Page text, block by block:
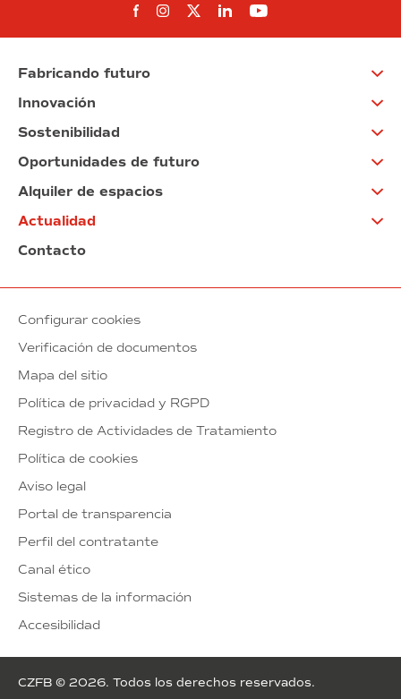
Síguenos en Facebook
Síguenos en Instagram
Síguenos en Twitter
Síguenos en Linkedin
Síguenos en
Fabricando futuro
Innovación
Sostenibilidad
Oportunidades de futuro
Alquiler de espacios
Actualidad
Contacto
Configurar cookies
Verificación de documentos
Mapa del sitio
Política de privacidad y RGPD
Registro de Actividades de Tratamiento
Política de cookies
Aviso legal
Portal de transparencia
Perfil del contratante
Canal ético
Sistemas de la información
Accesibilidad
CZFB © 2026. Todos los derechos reservados.